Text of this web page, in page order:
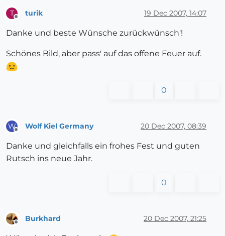
T turik 19 Dec 2007, 14:07
Danke und beste Wünsche zurückwünsch'!
Schönes Bild, aber pass' auf das offene Feuer auf.
0
W Wolf Kiel Germany 20 Dec 2007, 08:39
Danke und gleichfalls ein frohes Fest und guten
Rutsch ins neue Jahr.
0
Burkhard 20 Dec 2007, 21:25